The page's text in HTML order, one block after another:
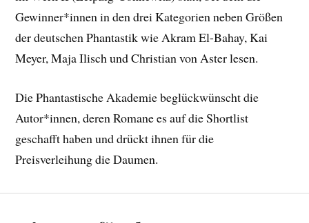
Gewinner*innen in den drei Kategorien neben Größen
der deutschen Phantastik wie Akram El-Bahay, Kai
Meyer, Maja Ilisch und Christian von Aster lesen.
Die Phantastische Akademie beglückwünscht die
Autor*innen, deren Romane es auf die Shortlist
geschafft haben und drückt ihnen für die
Preisverleihung die Daumen.